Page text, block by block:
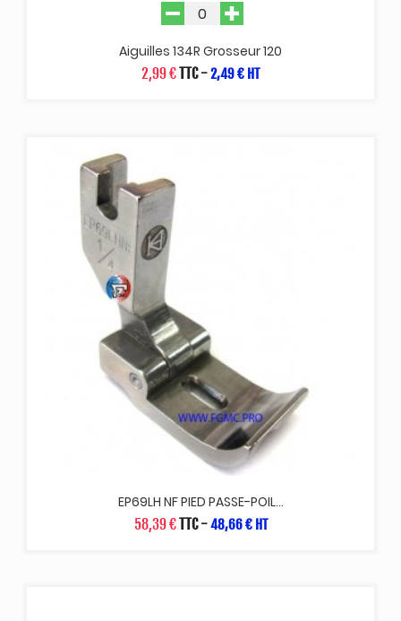
Aiguilles 134R Grosseur 120
2,99 €TTC-2,49 € HT
EP69LH NF PIED PASSE-POIL...
58,39 €TTC-48,66 € HT